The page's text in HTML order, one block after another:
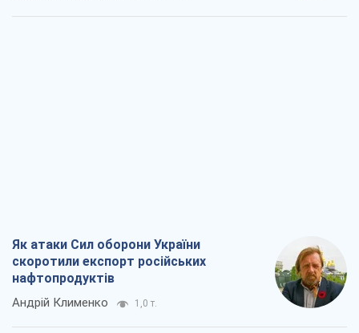
Як атаки Сил оборони України
скоротили експорт російських
нафтопродуктів
Андрій Клименко 1,0 т.